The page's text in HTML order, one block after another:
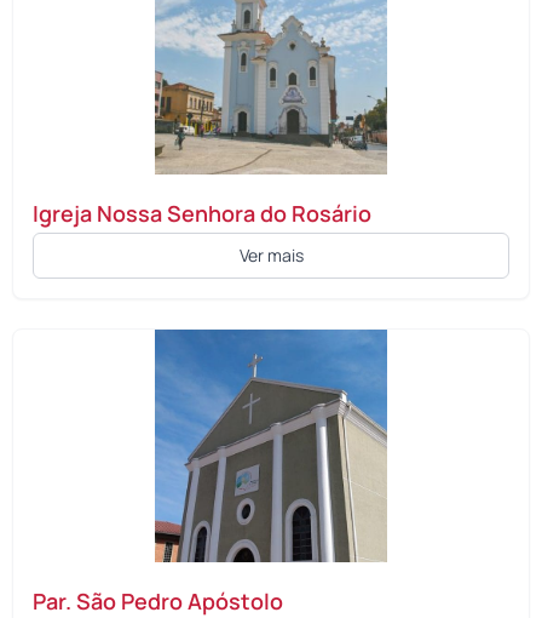
Igreja Nossa Senhora do Rosário
Ver mais
Par. São Pedro Apóstolo